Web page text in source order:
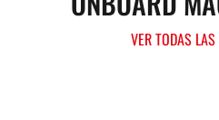
VER TODAS